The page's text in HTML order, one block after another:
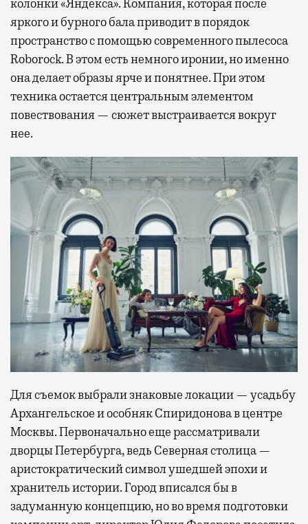
колонки «Яндекса». Компания, которая после
яркого и бурного бала приводит в порядок
пространство с помощью современного пылесоса
Roborock. В этом есть немного иронии, но именно
она делает образы ярче и понятнее. При этом
техника остается центральным элементом
повествования — сюжет выстраивается вокруг
нее.
Для съемок выбрали знаковые локации — усадьбу
Архангельское и особняк Спиридонова в центре
Москвы. Первоначально еще рассматривали
дворцы Петербурга, ведь Северная столица —
аристократический символ ушедшей эпохи и
хранитель истории. Город вписался бы в
задуманную концепцию, но во время подготовки